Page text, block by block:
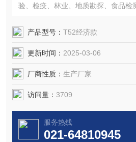
验、检疫、林业、地质勘探、食品检
产品型号： T52经济款
更新时间： 2025-03-06
厂商性质： 生产厂家
访问量： 3709
服务热线
021-64810945